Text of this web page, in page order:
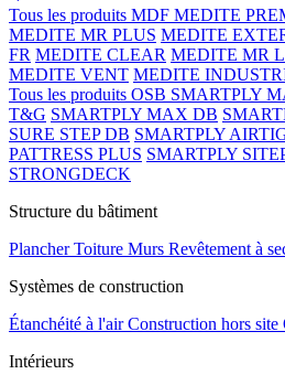
Tous les produits MDF MEDITE
MEDITE MR PLUS MEDITE
FR MEDITE CLEAR MEDITE MR
MEDITE VENT MEDITE
Tous les produits OSB SMARTPLY
T&G SMARTPLY MAX DB
SURE STEP DB SMARTPLY
PATTRESS PLUS SMARTPLY
STRONGDECK
Structure du bâtiment
PlancherToiture Murs Revêtement à
Systèmes de construction
Étanchéité à l'airConstruction hors site
Intérieurs